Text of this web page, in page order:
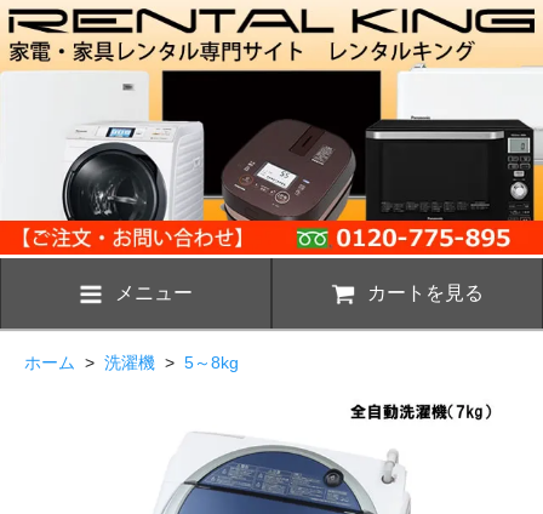
メニュー カートを見る
ホーム > 洗濯機 > 5～8kg